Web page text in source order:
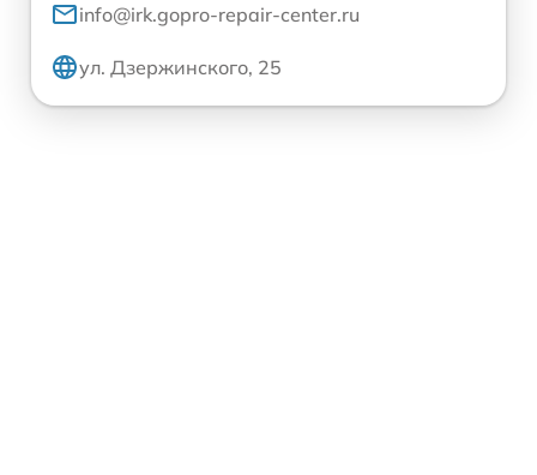
info@irk.gopro-repair-center.ru
ул. Дзержинского, 25